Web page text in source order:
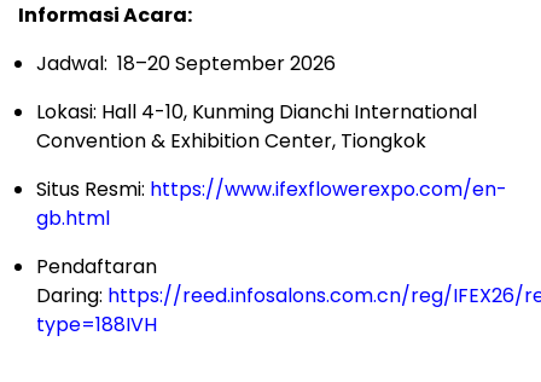
Informasi Acara:
Jadwal: 18–20 September 2026
Lokasi: Hall 4-10, Kunming Dianchi International
Convention & Exhibition Center, Tiongkok
Situs Resmi: https://www.ifexflowerexpo.com/en-
gb.html
Pendaftaran
Daring: https://reed.infosalons.com.cn/reg/IFEX26/
type=188IVH